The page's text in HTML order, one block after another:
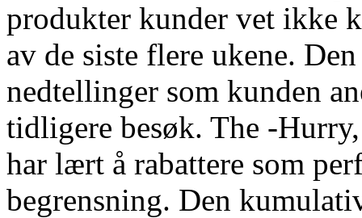
produkter kunder vet ikke
av de siste flere ukene.
nedtellinger som kunden
tidligere besøk. The -
har lært å rabattere som
begrensning. Den